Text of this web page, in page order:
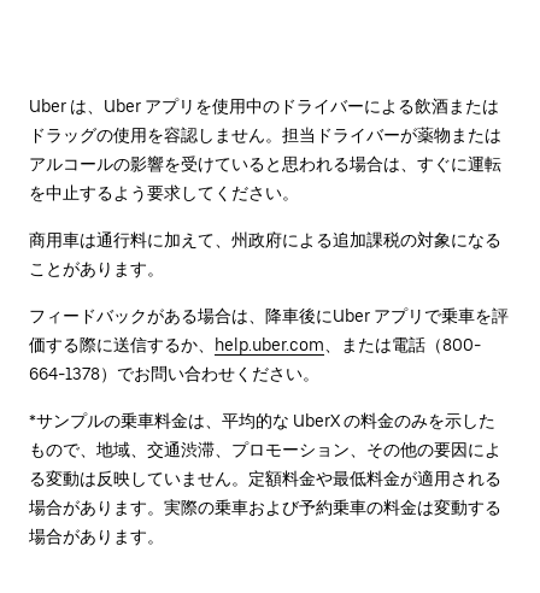
Uber は、Uber アプリを使用中のドライバーによる飲酒または
ドラッグの使用を容認しません。担当ドライバーが薬物または
アルコールの影響を受けていると思われる場合は、すぐに運転
を中止するよう要求してください。
商用車は通行料に加えて、州政府による追加課税の対象になる
ことがあります。
フィードバックがある場合は、降車後に⁠Uber アプリで乗車を評
価する際に送信するか、
help.uber.com 、または電話（800-
664-1378）でお問い合わせください。
*サンプルの乗車料金は、平均的な UberX の料金のみを示した
もので、地域、交通渋滞、プロモーション、その他の要因によ
る変動は反映していません。定額料金や最低料金が適用される
場合があります。実際の乗車および予約乗車の料金は変動する
場合があります。